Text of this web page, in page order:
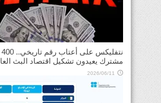
مشترك يعيدون تشكيل اقتصاد البث
2026/06/11